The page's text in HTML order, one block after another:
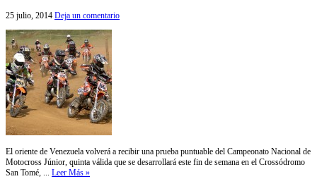
25 julio, 2014 Deja un comentario
El oriente de Venezuela volverá a recibir una prueba puntuable del Campeonato Nacional de
Motocross Júnior, quinta válida que se desarrollará este fin de semana en el Crossódromo
San Tomé, ... Leer Más »